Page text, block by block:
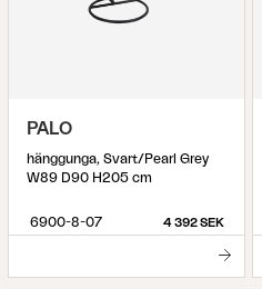
PALO
hänggunga, Svart/Pearl Grey
W89 D90 H205 cm
6900-8-07 4 392 SEK